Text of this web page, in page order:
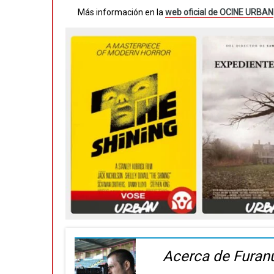
Más información en la web oficial de OCINE URBAN
Acerca de